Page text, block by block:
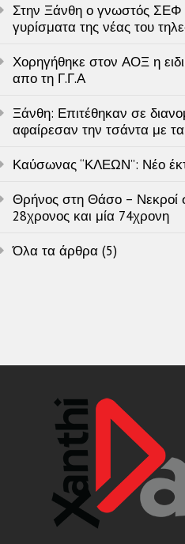
Στην Ξάνθη ο γνωστός ΣΕΦ
γυρίσματα της νέας του
Χορηγήθηκε στον ΑΟΞ η
απο τη Γ.Γ.Α
Ξάνθη: Επιτέθηκαν σε
αφαίρεσαν την τσάντα με
Καύσωνας “ΚΛΕΩΝ”: Νέο
Θρήνος στη Θάσο – Νεκροί
28χρονος και μία 74χρονη
Όλα τα άρθρα (5)